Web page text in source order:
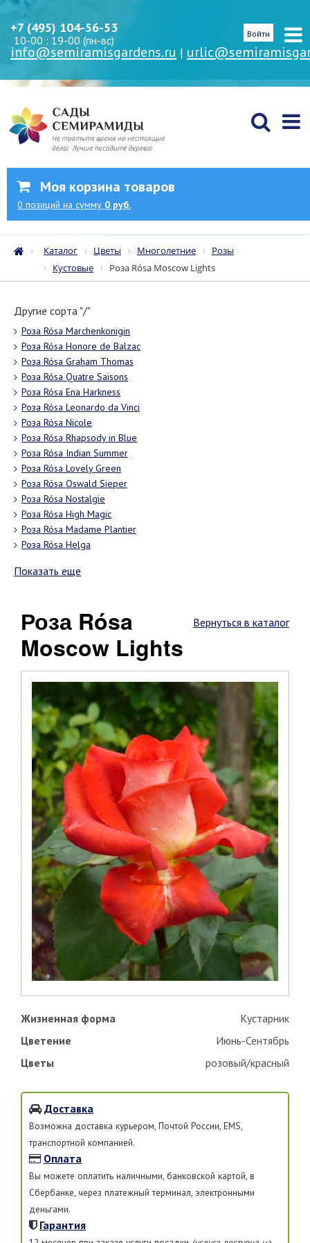
+7 (495) 104-56-53
10-00 : 19-00 (пн-вс)
info@semiramisgardens.ru |
Войти
Моя корзина товаров
0 позиций на сумму 0 руб.
Каталог Цветы Многолетние
Розы
Кустовые
Роза Rósa Moscow Lights
Другие сорта "/"
Роза Rósa Marchenkonigin
Роза Rósa Honore de Balzac
Роза Rósa Graham Thomas
Роза Rósa Quatre Saisons
Роза Rósa Ena Harkness
Роза Rósa Leonardo da Vinci
Роза Rósa Nicole
Роза Rósa Rhapsody in Blue
Роза Rósa Indian Summer
Роза Rósa Lovely Green
Роза Rósa Oswald Sieper
Роза Rósa Nostalgie
Роза Rósa High Magic
Роза Rósa Madame Plantier
Роза Rósa Helga
Показать еще
Вернуться в каталог
Роза Rósa
Moscow Lights
Жизненная форма
Кустарник
Цветение
Июнь-Сентябрь
Цветы
розовый/красный
Доставка
Возможна доставка курьером, Почтой России, EMS,
транспортной компанией.
Оплата
Вы можете оплатить наличными, банковской картой, в
Сбербанке, через платежный терминал, электронными
деньгами.
Гарантия